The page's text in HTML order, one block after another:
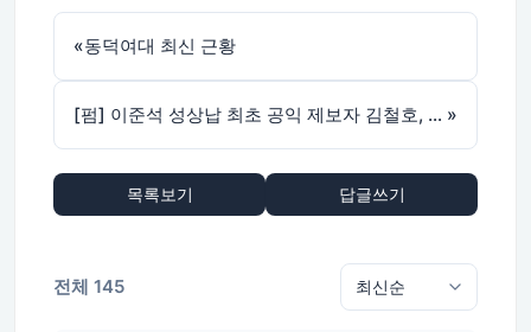
«동덕여대 최신 근황
[펌] 이준석 성상납 최초 공익 제보자 김철호, 숨진채 발견 »
목록보기 답글쓰기
전체 145